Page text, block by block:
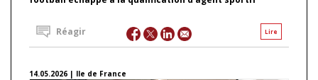
Lire
Réagir
14.05.2026 | Ile de France